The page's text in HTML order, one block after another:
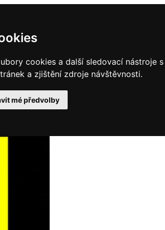
cookies a další sledovací nástroje
a zjištění zdroje návštěvnosti.
mé předvolby